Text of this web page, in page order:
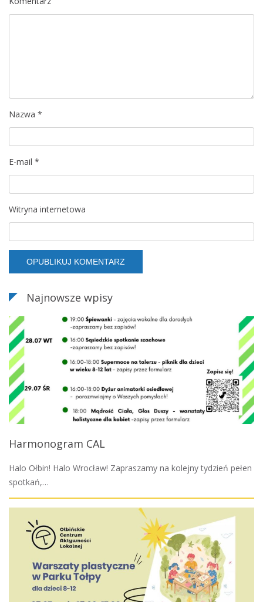
Nazwa *
E-mail *
Witryna internetowa
Najnowsze wpisy
Harmonogram CAL
Halo Ołbin! Halo Wrocław! Zapraszamy na kolejny tydzień pełen
spotkań,…